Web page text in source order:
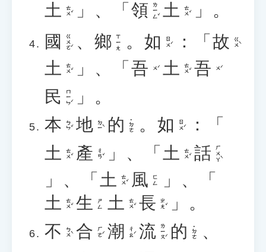
土 ㄊㄨˇ 」、「 領 ㄌㄧㄥˇ 土 ㄊㄨˇ
」。
國 ㄍㄨㄛˊ 、 鄉 ㄒㄧㄤ 。 如 ㄖㄨˊ ：「 故 ㄍㄨˋ
土 ㄊㄨˇ 」、「 吾 ㄨˊ 土 ㄊㄨˇ 吾 ㄨˊ
民 ㄇㄧㄣˊ
」。
本 ㄅㄣˇ 地 ㄉㄧˋ 的 ˙ㄉㄜ 。 如 ㄖㄨˊ
：「
土 ㄊㄨˇ 產 ㄔㄢˇ 」、「 土 ㄊㄨˇ 話 ㄏㄨㄚˋ
」、「 土 ㄊㄨˇ 風 ㄈㄥ
」、「
土 ㄊㄨˇ 生 ㄕㄥ 土 ㄊㄨˇ 長 ㄓㄤˇ
」。
不 ㄅㄨˋ 合 ㄏㄜˊ 潮 ㄔㄠˊ 流 ㄌㄧㄡˊ 的 ˙ㄉㄜ 、